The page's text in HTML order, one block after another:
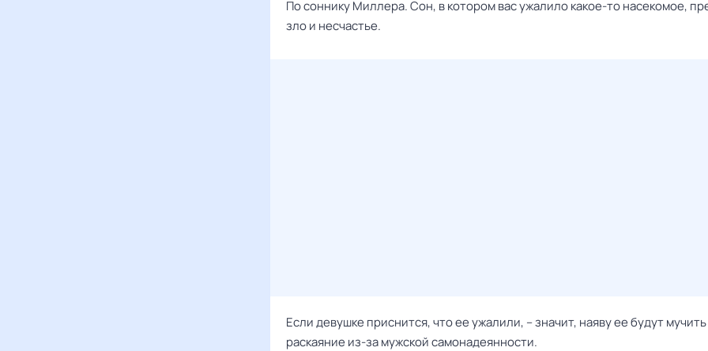
По соннику Миллера. Сон, в котором вас ужалило какое-то насекомое,
зло и несчастье.
Если девушке приснится, что ее ужалили, – значит, наяву ее будут
раскаяние из-за мужской самонадеянности.